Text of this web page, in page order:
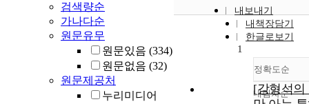
검색량순
가나다순
원문유무
원문있음 (334)
원문없음 (32)
원문제공처
누리미디어
내보내기
내책장담기
한글로보기
정확도순
정확
내림차순
1
[강형석의